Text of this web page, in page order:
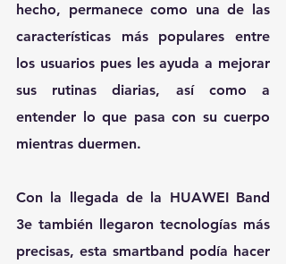
hecho, permanece como una de las
características más populares entre
los usuarios pues les ayuda a mejorar
sus rutinas diarias, así como a
entender lo que pasa con su cuerpo
mientras duermen.
Con la llegada de la HUAWEI Band
3e también llegaron tecnologías más
precisas, esta smartband podía hacer